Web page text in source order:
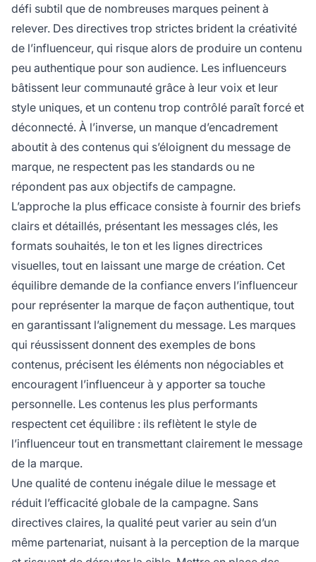
défi subtil que de nombreuses marques peinent à
relever. Des directives trop strictes brident la créativité
de l’influenceur, qui risque alors de produire un contenu
peu authentique pour son audience. Les influenceurs
bâtissent leur communauté grâce à leur voix et leur
style uniques, et un contenu trop contrôlé paraît forcé et
déconnecté. À l’inverse, un manque d’encadrement
aboutit à des contenus qui s’éloignent du message de
marque, ne respectent pas les standards ou ne
répondent pas aux objectifs de campagne.
L’approche la plus efficace consiste à fournir des briefs
clairs et détaillés, présentant les messages clés, les
formats souhaités, le ton et les lignes directrices
visuelles, tout en laissant une marge de création. Cet
équilibre demande de la confiance envers l’influenceur
pour représenter la marque de façon authentique, tout
en garantissant l’alignement du message. Les marques
qui réussissent donnent des exemples de bons
contenus, précisent les éléments non négociables et
encouragent l’influenceur à y apporter sa touche
personnelle. Les contenus les plus performants
respectent cet équilibre : ils reflètent le style de
l’influenceur tout en transmettant clairement le message
de la marque.
Une qualité de contenu inégale dilue le message et
réduit l’efficacité globale de la campagne. Sans
directives claires, la qualité peut varier au sein d’un
même partenariat, nuisant à la perception de la marque